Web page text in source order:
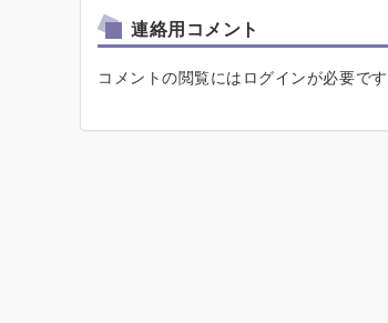
連絡用コメント
コメントの閲覧にはログインが必要です